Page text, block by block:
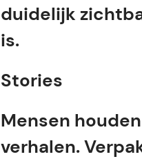
duidelijk
is.
Stories
Mensen
verhalen.